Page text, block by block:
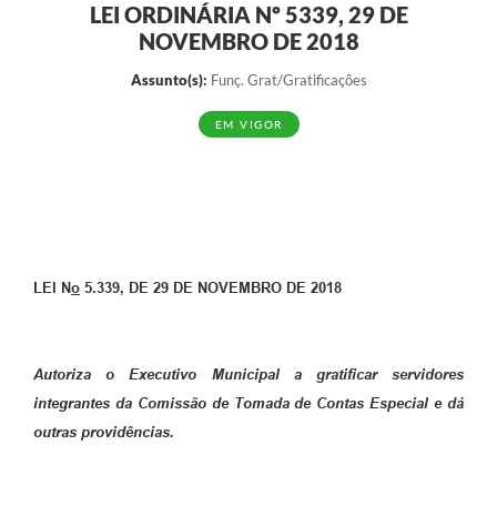
LEI ORDINÁRIA Nº 5339, 29 DE
NOVEMBRO DE 2018
Assunto(s): Funç. Grat/Gratificações
EM VIGOR
LEI No 5.339, DE 29 DE NOVEMBRO DE 2018
Autoriza o Executivo Municipal a gratificar servidores
integrantes da Comissão de Tomada de Contas Especial e dá
outras providências.